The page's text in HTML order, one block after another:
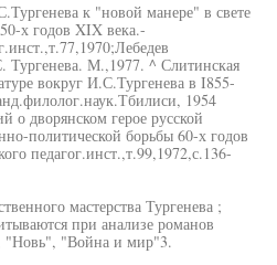
к "новой манере" в свете
х годов XIX века.-
М.,1977. ^ Слитинская
вокруг И.С.Тургенева в I855-
1954
дворянском герое русской
политической борьбы 60-х годов
педагог.инст.,т.99,1972,с.136-
мастерства Тургенева ;
при анализе романов
"Новь", "Война и мир"3.